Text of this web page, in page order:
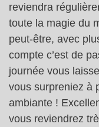
reviendra
toute la magie du
peut-être, avec
compte c’est de
journée vous
vous surpreniez à
ambiante !
vous reviendrez